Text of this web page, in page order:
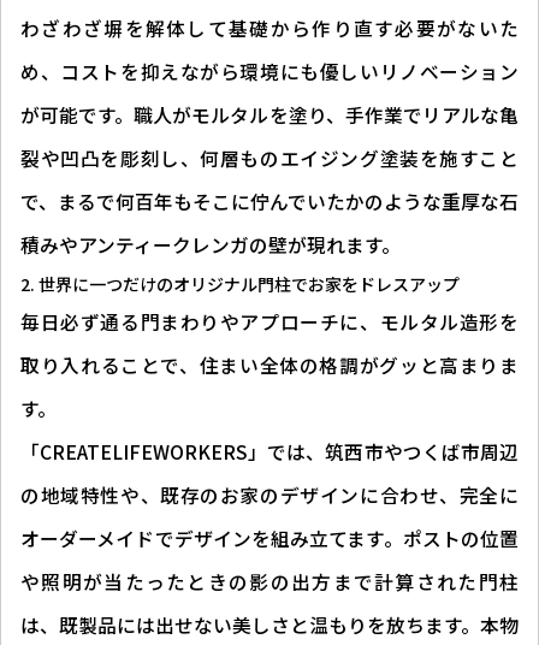
わざわざ塀を解体して基礎から作り直す必要がないた
め、コストを抑えながら環境にも優しいリノベーション
が可能です。職人がモルタルを塗り、手作業でリアルな亀
裂や凹凸を彫刻し、何層ものエイジング塗装を施すこと
で、まるで何百年もそこに佇んでいたかのような重厚な石
積みやアンティークレンガの壁が現れます。
世界に一つだけのオリジナル門柱でお家をドレスアップ
毎日必ず通る門まわりやアプローチに、モルタル造形を
取り入れることで、住まい全体の格調がグッと高まりま
す。
「CREATELIFEWORKERS」では、筑西市やつくば市周辺
の地域特性や、既存のお家のデザインに合わせ、完全に
オーダーメイドでデザインを組み立てます。ポストの位置
や照明が当たったときの影の出方まで計算された門柱
は、既製品には出せない美しさと温もりを放ちます。本物